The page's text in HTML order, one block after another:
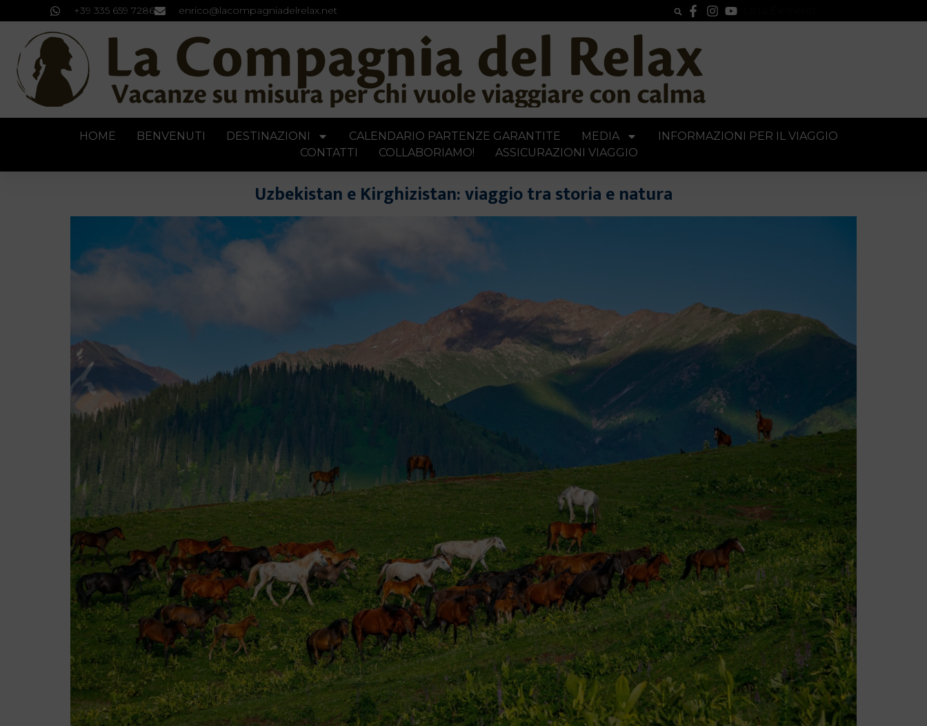
+39 335 659 7286 enrico@lacompagniadelrelax.net
HOME BENVENUTI DESTINAZIONI CALENDARIO PARTENZE GARANTITE MEDIA
INFORMAZIONI PER IL VIAGGIO
CONTATTI
COLLABORIAMO! ASSICURAZIONI VIAGGIO
Uzbekistan e Kirghizistan: viaggio tra storia e natura